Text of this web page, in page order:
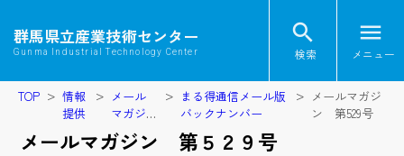
群馬県立産業技術センター
Gunma Industrial Technology Center
search
検索
menu
メニュー
TOP
情報
提供
メール
マガジ
ン
まる得通信メール版
バックナンバー
メールマガジ
ン 第529号
メールマガジン 第５２９号